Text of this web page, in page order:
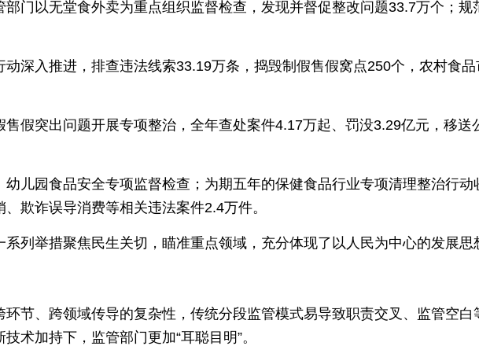
门以无堂食外卖为重点组织监督检查，发现并督促整改问题33.7万个；规
深入推进，排查违法线索33.19万条，捣毁制假售假窝点250个，农村食
假突出问题开展专项整治，全年查处案件4.17万起、罚没3.29亿元，移送
儿园食品安全专项监督检查；为期五年的保健食品行业专项清理整治行动
欺诈误导消费等相关违法案件2.4万件。
列举措聚焦民生关切，瞄准重点领域，充分体现了以人民为中心的发展思
节、跨领域传导的复杂性，传统分段监管模式易导致职责交叉、监管空白
术加持下，监管部门更加“耳聪目明”。